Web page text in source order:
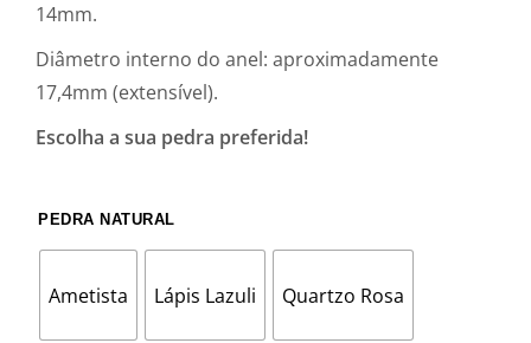
14mm.
Diâmetro interno do anel: aproximadamente
17,4mm (extensível).
Escolha a sua pedra preferida!
PEDRA NATURAL
Ametista Lápis Lazuli Quartzo Rosa